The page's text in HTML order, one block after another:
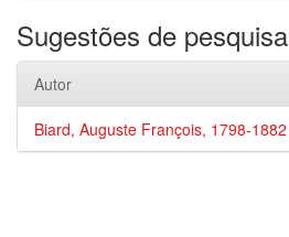
Sugestões de pesquisa
Autor
Biard, Auguste François, 1798-1882